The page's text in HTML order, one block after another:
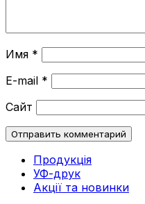
Имя *
E-mail *
Сайт
Продукція
УФ-друк
Акції та новинки